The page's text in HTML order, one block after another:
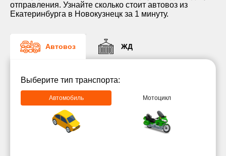
отправления. Узнайте сколько стоит автовоз из
Екатеринбурга в Новокузнецк за 1 минуту.
Автовоз ЖД
Выберите тип транспорта:
Автомобиль Мотоцикл